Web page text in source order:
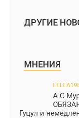
ДРУГИЕ
МНЕНИЯ
Гуцул и